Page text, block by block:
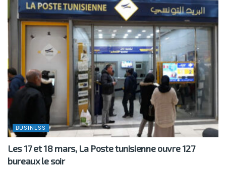
BUSINESS
Les 17 et 18 mars, La Poste tunisienne ouvre 127
bureaux le soir